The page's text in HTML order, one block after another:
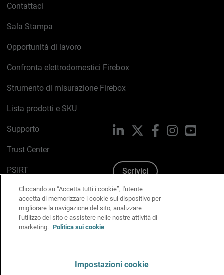
Contattaci
Sala Stampa
Opportunità di lavoro
Confronta elettrodomestici Firebox
Strumento di misurazione Firebox
Lista prodotti e SKU
Supporto
Trust Center
PSIRT
Politica sui cookie
Informativa sulla privacy
Kit Media & Brand
LinkedIn FacebookInstagram
Scrivici
Cliccando su “Accetta tutti i cookie”, l'utente
accetta di memorizzare i cookie sul dispositivo per
migliorare la navigazione del sito, analizzare
l'utilizzo del sito e assistere nelle nostre attività di
marketing. Politica sui cookie
Impostazioni cookie